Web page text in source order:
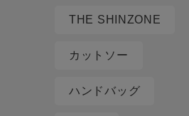
THE SHINZONE
カットソー
ハンドバッグ